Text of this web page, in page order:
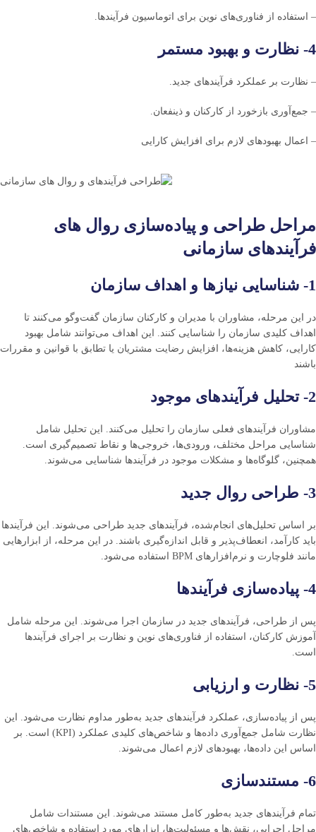
– استفاده از فناوری‌های نوین برای اتوماسیون فرآیندها.
4- نظارت و بهبود مستمر
– نظارت بر عملکرد فرآیندهای جدید.
– جمع‌آوری بازخورد از کارکنان و ذینفعان.
– اعمال بهبودهای لازم برای افزایش کارایی
مراحل طراحی و پیاده‌سازی روال های
فرآیندهای سازمانی
1- شناسایی نیازها و اهداف سازمان
در این مرحله، مشاوران با مدیران و کارکنان سازمان گفت‌وگو می‌کنند تا
اهداف کلیدی سازمان را شناسایی کنند. این اهداف می‌توانند شامل بهبود
کارایی، کاهش هزینه‌ها، افزایش رضایت مشتریان یا تطابق با قوانین و مقررات
باشند
2- تحلیل فرآیندهای موجود
مشاوران فرآیندهای فعلی سازمان را تحلیل می‌کنند. این تحلیل شامل
شناسایی مراحل مختلف، ورودی‌ها، خروجی‌ها و نقاط تصمیم‌گیری است.
همچنین، گلوگاه‌ها و مشکلات موجود در فرآیندها شناسایی می‌شوند.
3- طراحی روال جدید
بر اساس تحلیل‌های انجام‌شده، فرآیندهای جدید طراحی می‌شوند. این فرآیندها
باید کارآمد، انعطاف‌پذیر و قابل اندازه‌گیری باشند. در این مرحله، از ابزارهایی
مانند فلوچارت و نرم‌افزارهای BPM استفاده می‌شود.
4- پیاده‌سازی فرآیندها
پس از طراحی، فرآیندهای جدید در سازمان اجرا می‌شوند. این مرحله شامل
آموزش کارکنان، استفاده از فناوری‌های نوین و نظارت بر اجرای فرآیندها
است.
5- نظارت و ارزیابی
پس از پیاده‌سازی، عملکرد فرآیندهای جدید به‌طور مداوم نظارت می‌شود. این
نظارت شامل جمع‌آوری داده‌ها و شاخص‌های کلیدی عملکرد (KPI) است. بر
اساس این داده‌ها، بهبودهای لازم اعمال می‌شوند.
6- مستندسازی
تمام فرآیندهای جدید به‌طور کامل مستند می‌شوند. این مستندات شامل
مراحل اجرایی، نقش‌ها و مسئولیت‌ها، ابزارهای مورد استفاده و شاخص‌های